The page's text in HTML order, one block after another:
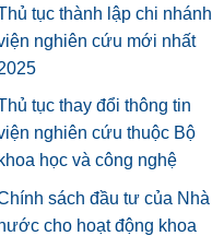
tục thành lập chi nhánh
nghiên cứu mới nhất
tục thay đổi thông tin
nghiên cứu thuộc Bộ
khoa học và công nghệ
sách đầu tư của Nhà
cho hoạt động khoa